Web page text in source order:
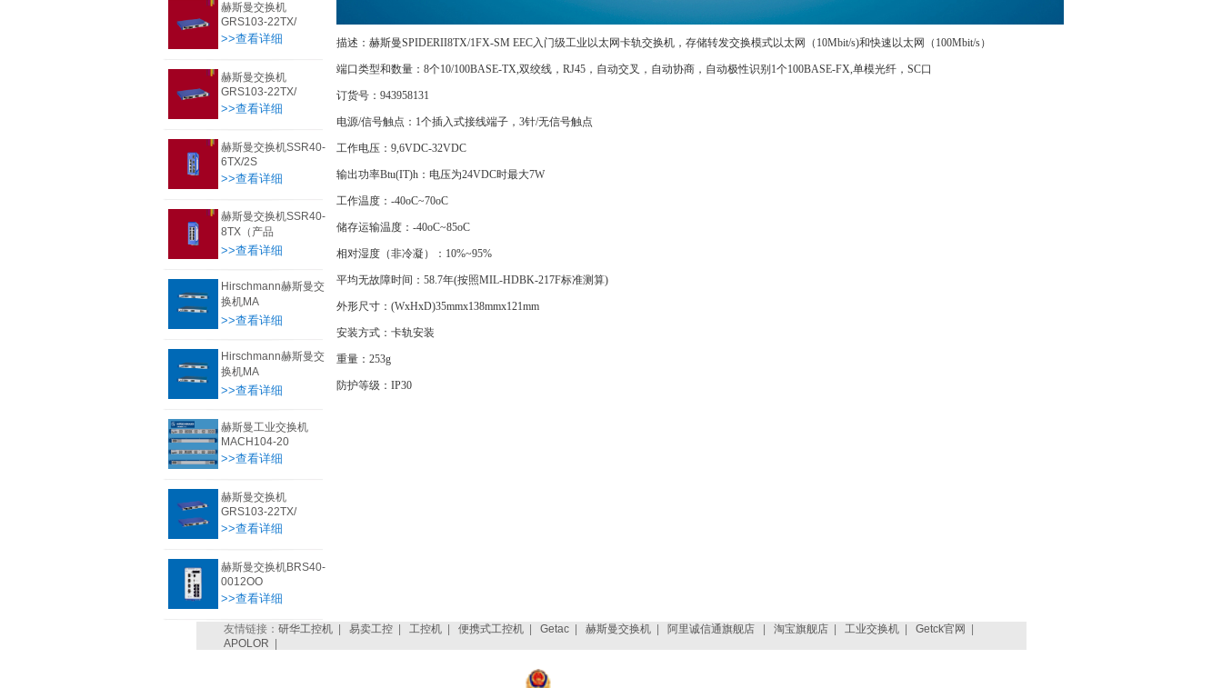
赫斯曼交换机
GRS103-22TX/
>>查看详细
赫斯曼交换机
GRS103-22TX/
>>查看详细
赫斯曼交换机SSR40-
6TX/2S
>>查看详细
赫斯曼交换机SSR40-
8TX（产品
>>查看详细
Hirschmann赫斯曼交
换机MA
>>查看详细
Hirschmann赫斯曼交
换机MA
>>查看详细
赫斯曼工业交换机
MACH104-20
>>查看详细
赫斯曼交换机
GRS103-22TX/
>>查看详细
赫斯曼交换机BRS40-
0012OO
>>查看详细
描述：赫斯曼SPIDERII8TX/1FX-SM EEC入门级工业以太网卡轨交换机，存储转发交换模式以太网（10Mbit/s)和快速以太网（100Mbit/s）
端口类型和数量：8个10/100BASE-TX,双绞线，RJ45，自动交叉，自动协商，自动极性识别1个100BASE-FX,单模光纤，SC口
订货号：943958131
电源/信号触点：1个插入式接线端子，3针/无信号触点
工作电压：9,6VDC-32VDC
输出功率Btu(IT)h：电压为24VDC时最大7W
工作温度：-40oC~70oC
储存运输温度：-40oC~85oC
相对湿度（非冷凝）：10%~95%
平均无故障时间：58.7年(按照MIL-HDBK-217F标准测算)
外形尺寸：(WxHxD)35mmx138mmx121mm
安装方式：卡轨安装
重量：253g
防护等级：IP30
友情链接： 研华工控机| 易卖工控| 工控机| 便携式工控机| Getac| 赫斯曼交换机| 阿里诚信通旗舰店 淘宝旗舰店| 工业交换机| Getck官网
APOLOR